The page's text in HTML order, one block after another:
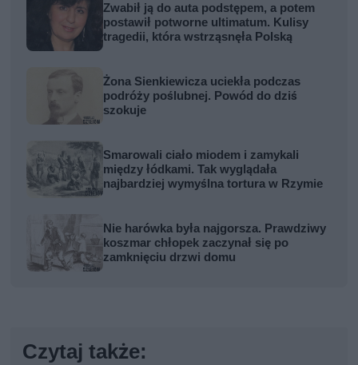
Zwabił ją do auta podstępem, a potem
postawił potworne ultimatum. Kulisy
tragedii, która wstrząsnęła Polską
Żona Sienkiewicza uciekła podczas
podróży poślubnej. Powód do dziś
szokuje
Smarowali ciało miodem i zamykali
między łódkami. Tak wyglądała
najbardziej wymyślna tortura w Rzymie
Nie harówka była najgorsza. Prawdziwy
koszmar chłopek zaczynał się po
zamknięciu drzwi domu
Czytaj także: